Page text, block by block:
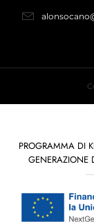
PROGRAMMA DI
GENERAZIONE